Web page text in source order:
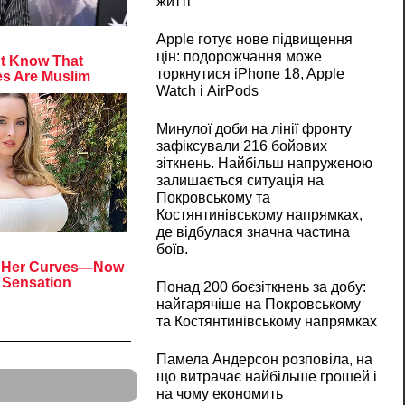
Apple готує нове підвищення
цін: подорожчання може
торкнутися iPhone 18, Apple
Watch і AirPods
Минулої доби на лінії фронту
зафіксували 216 бойових
зіткнень. Найбільш напруженою
залишається ситуація на
Покровському та
Костянтинівському напрямках,
де відбулася значна частина
боїв.
Понад 200 боєзіткнень за добу:
найгарячіше на Покровському
та Костянтинівському напрямках
Памела Андерсон розповіла, на
що витрачає найбільше грошей і
на чому економить